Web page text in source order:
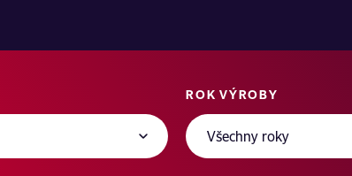
ROK VÝROBY